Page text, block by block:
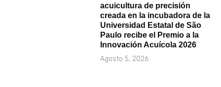
acuicultura de precisión
creada en la incubadora de la
Universidad Estatal de São
Paulo recibe el Premio a la
Innovación Acuícola 2026
Agosto 5, 2026